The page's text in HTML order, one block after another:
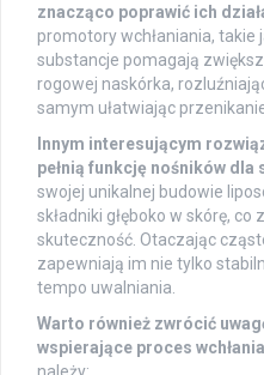
znacząco poprawić ich
promotory wchłaniania, takie
substancje pomagają
rogowej naskórka,
samym ułatwiając
Innym interesującym
pełnią funkcję nośników dla
swojej unikalnej budowie
składniki głęboko w skórę,
skuteczność. Otaczając
zapewniają im nie tylko
tempo uwalniania.
Warto również zwrócić
wspierające proces